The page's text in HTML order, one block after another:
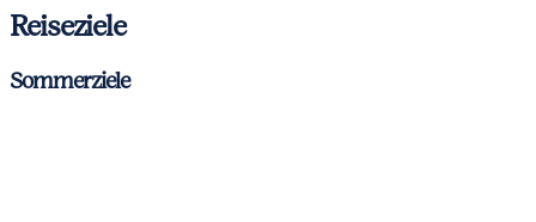
Reiseziele
Sommerziele